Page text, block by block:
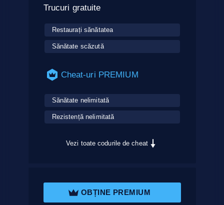
Trucuri gratuite
Restaurați sănătatea
Sănătate scăzută
Cheat-uri PREMIUM
Sănătate nelimitată
Rezistență nelimitată
Vezi toate codurile de cheat
OBȚINE PREMIUM